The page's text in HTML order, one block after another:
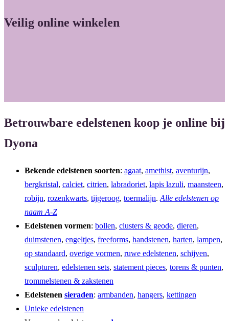
Veilig online winkelen
Betrouwbare edelstenen koop je online bij
Dyona
Bekende edelstenen soorten: agaat, amethist, aventurijn,
bergkristal, calciet, citrien, labradoriet, lapis lazuli, maansteen,
robijn, rozenkwarts, tijgeroog, toermalijn. Alle edelstenen op
naam A-Z
Edelstenen vormen: bollen, clusters & geode, dieren,
duimstenen, engeltjes, freeforms, handstenen, harten, lampen,
op standaard, overige vormen, ruwe edelstenen, schijven,
sculpturen, edelstenen sets, statement pieces, torens & punten,
trommelstenen & zakstenen
Edelstenen sieraden: armbanden, hangers, kettingen
Unieke edelstenen